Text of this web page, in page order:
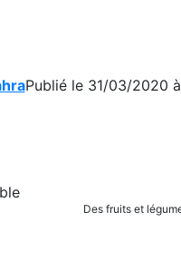
Publié le 31/03/2020 à
Des fruits et